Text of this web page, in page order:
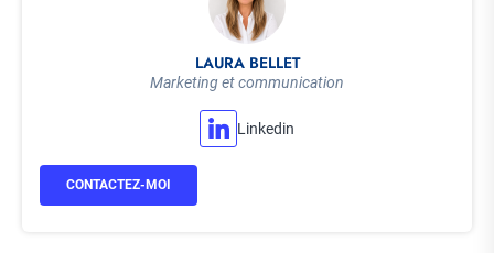
LAURA BELLET
Marketing et communication
Linkedin
CONTACTEZ-MOI